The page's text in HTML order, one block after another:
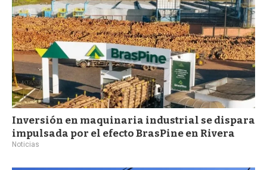
Inversión en maquinaria industrial se dispara
impulsada por el efecto BrasPine en Rivera
Noticias